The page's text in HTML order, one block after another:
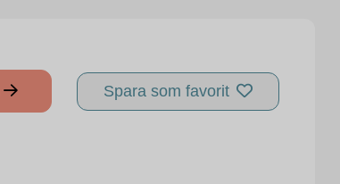
Spara som favorit